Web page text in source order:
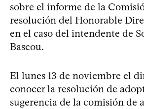
sobre el informe de la
resolución del Honorable
en el caso del intendente de
Bascou.
El lunes 13 de noviembre el
conocer la resolución de
sugerencia de la comisión de